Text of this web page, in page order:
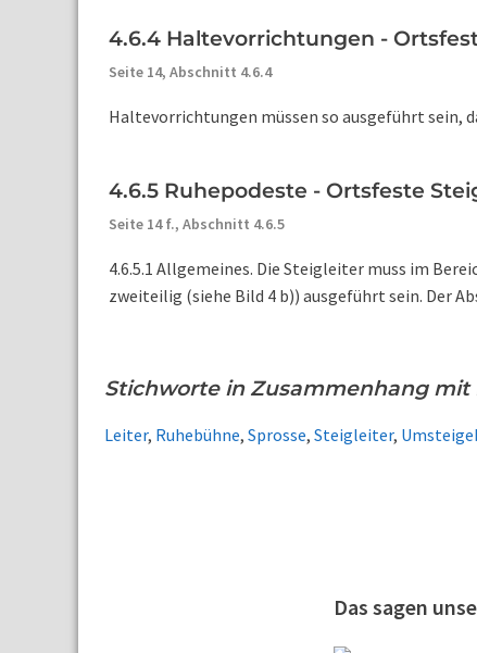
4.6.4 Haltevorrichtungen -
Seite 14, Abschnitt 4.6.4
Haltevorrichtungen müssen so ausgeführt sein,
4.6.5 Ruhepodeste - Ortsfeste
Seite 14 f., Abschnitt 4.6.5
4.6.5.1 Allgemeines. Die Steigleiter muss im
zweiteilig (siehe Bild 4 b)) ausgeführt sein. Der
Stichworte in Zusammenhang mit
Leiter, Ruhebühne, Sprosse, Steigleiter,
Das sagen